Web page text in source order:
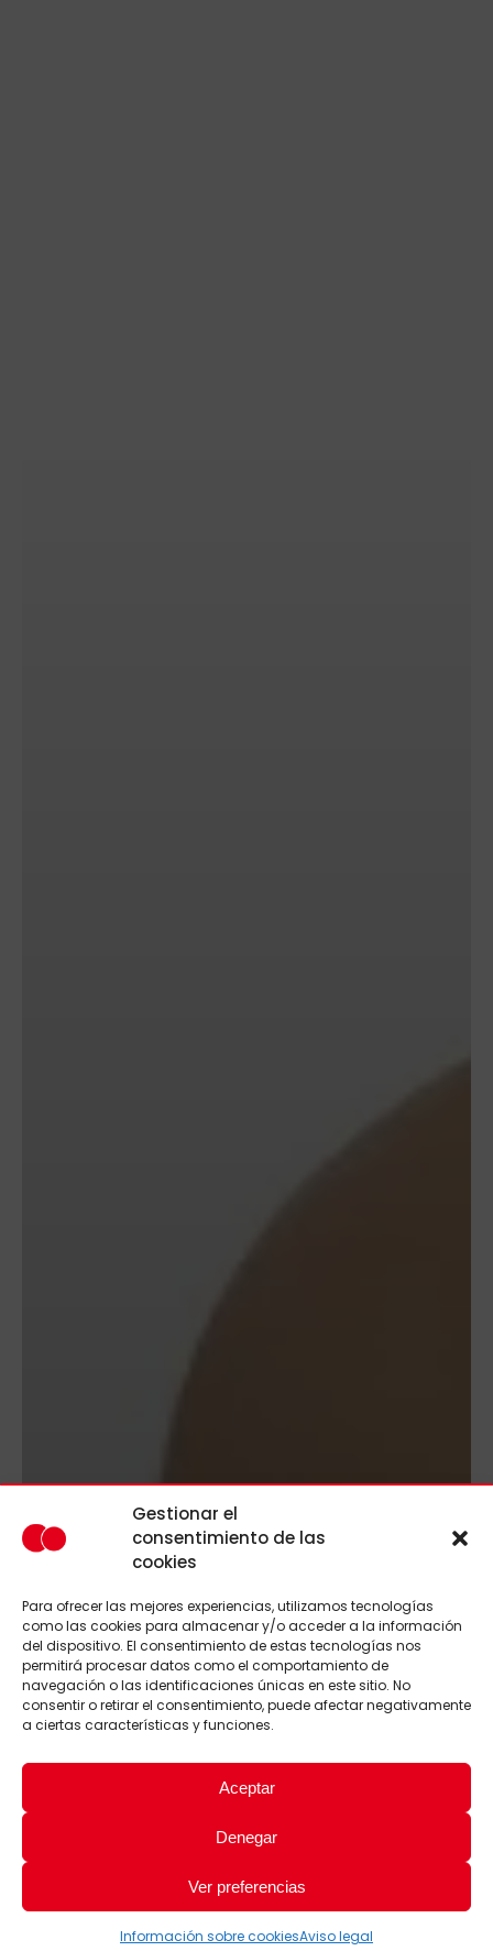
Gestionar el
consentimiento de las
cookies
Para ofrecer las mejores experiencias, utilizamos tecnologías
como las cookies para almacenar y/o acceder a la información
del dispositivo. El consentimiento de estas tecnologías nos
permitirá procesar datos como el comportamiento de
navegación o las identificaciones únicas en este sitio. No
consentir o retirar el consentimiento, puede afectar negativamente
a ciertas características y funciones.
Aceptar
Denegar
Ver preferencias
Información sobre cookiesAviso legal